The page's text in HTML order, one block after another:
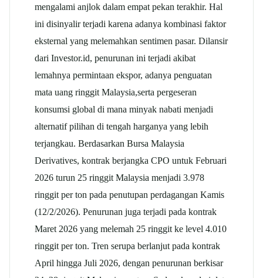
mengalami anjlok dalam empat pekan terakhir. Hal
ini disinyalir terjadi karena adanya kombinasi faktor
eksternal yang melemahkan sentimen pasar. Dilansir
dari Investor.id, penurunan ini terjadi akibat
lemahnya permintaan ekspor, adanya penguatan
mata uang ringgit Malaysia,serta pergeseran
konsumsi global di mana minyak nabati menjadi
alternatif pilihan di tengah harganya yang lebih
terjangkau. Berdasarkan Bursa Malaysia
Derivatives, kontrak berjangka CPO untuk Februari
2026 turun 25 ringgit Malaysia menjadi 3.978
ringgit per ton pada penutupan perdagangan Kamis
(12/2/2026). Penurunan juga terjadi pada kontrak
Maret 2026 yang melemah 25 ringgit ke level 4.010
ringgit per ton. Tren serupa berlanjut pada kontrak
April hingga Juli 2026, dengan penurunan berkisar